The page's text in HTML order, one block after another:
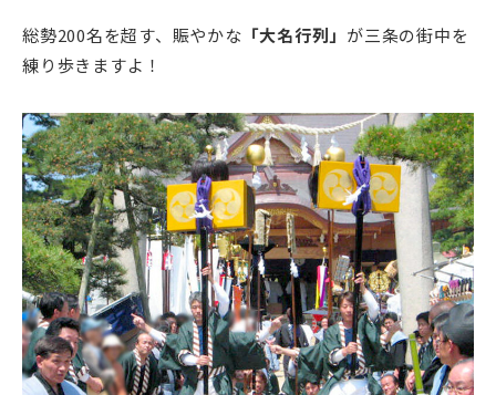
総勢200名を超す、賑やかな 「大名行列」 が三条の街中を
練り歩きますよ！